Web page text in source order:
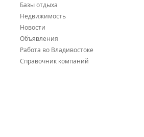
Базы отдыха
Недвижимость
Новости
Объявления
Работа во Владивостоке
Справочник компаний